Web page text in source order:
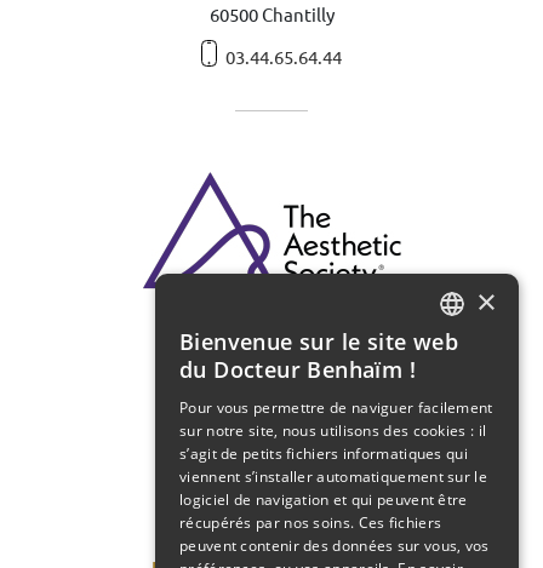
60500 Chantilly
03.44.65.64.44
FRENCH
×
Bienvenue sur le site web
du Docteur Benhaïm !
Pour vous permettre de naviguer facilement
sur notre site, nous utilisons des cookies : il
s’agit de petits fichiers informatiques qui
viennent s’installer automatiquement sur le
logiciel de navigation et qui peuvent être
récupérés par nos soins. Ces fichiers
peuvent contenir des données sur vous, vos